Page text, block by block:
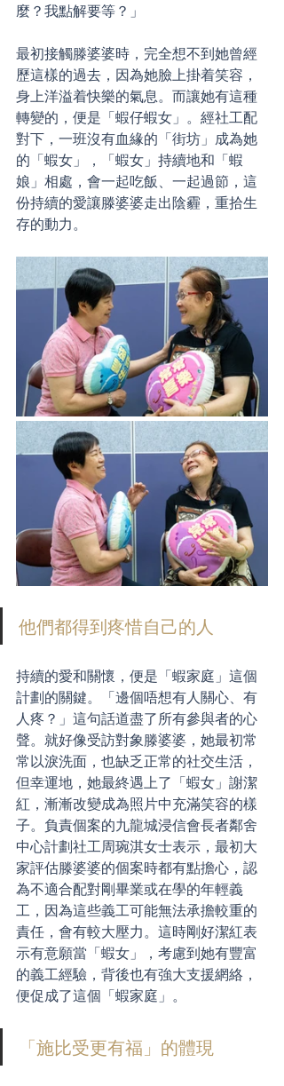
麼？我點解要等？」
最初接觸滕婆婆時，完全想不到她曾經
歷這樣的過去，因為她臉上掛着笑容，
身上洋溢着快樂的氣息。而讓她有這種
轉變的，便是「蝦仔蝦女」。經社工配
對下，一班沒有血緣的「街坊」成為她
的「蝦女」，「蝦女」持續地和「蝦
娘」相處，會一起吃飯、一起過節，這
份持續的愛讓滕婆婆走出陰霾，重拾生
存的動力。
他們都得到疼惜自己的人
持續的愛和關懷，便是「蝦家庭」這個
計劃的關鍵。「邊個唔想有人關心、有
人疼？」這句話道盡了所有參與者的心
聲。就好像受訪對象滕婆婆，她最初常
常以淚洗面，也缺乏正常的社交生活，
但幸運地，她最終遇上了「蝦女」謝潔
紅，漸漸改變成為照片中充滿笑容的樣
子。負責個案的九龍城浸信會長者鄰舍
中心計劃社工周琬淇女士表示，最初大
家評估滕婆婆的個案時都有點擔心，認
為不適合配對剛畢業或在學的年輕義
工，因為這些義工可能無法承擔較重的
責任，會有較大壓力。這時剛好潔紅表
示有意願當「蝦女」，考慮到她有豐富
的義工經驗，背後也有強大支援網絡，
便促成了這個「蝦家庭」。
「施比受更有福」的體現